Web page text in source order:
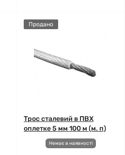
Продано
Трос сталевий в ПВХ
оплетке 5 мм 100 м (м. п)
Немає в наявності